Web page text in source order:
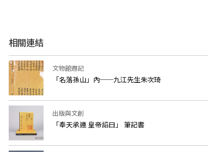
相關連結
文物館週記
「名落孫山」內──九江先生朱次琦
出版與文創
「奉天承運 皇帝詔曰」 筆記書